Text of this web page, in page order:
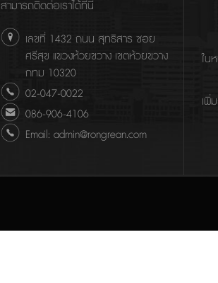
สามารถติดต่อเราได้ที่นี่
เลขที่ 1432 ถนน สุทธิสาร ซอย
ศรีสุข แขวงห้วยขวาง เขตห้วยขวาง
กทม 10320
02-047-0022
086-906-4106
Email: admin@rongrean.com
ใน
เพิ่